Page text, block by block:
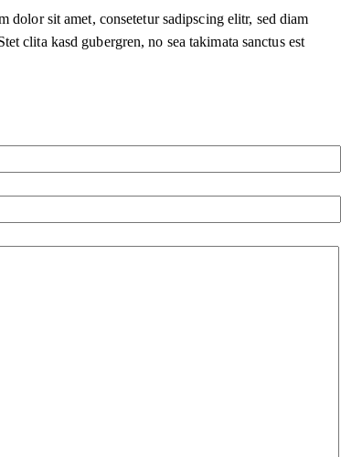
dolor sit amet, consetetur sadipscing elitr, sed diam
clita kasd gubergren, no sea takimata sanctus est